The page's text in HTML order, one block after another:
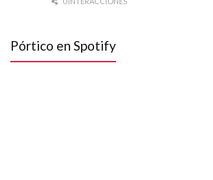
Pórtico en Spotify